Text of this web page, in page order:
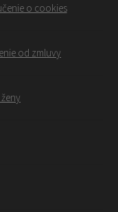
o cookies
od zmluvy